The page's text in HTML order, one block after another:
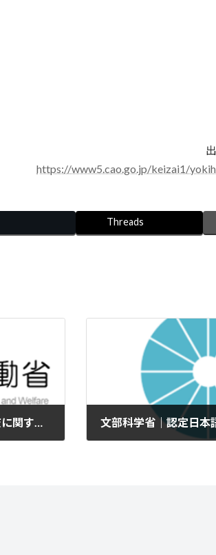
https://www5.cao.go.jp/keizai1/
Threads
厚生労働省｜外国人雇用実態調査に関するQ＆A